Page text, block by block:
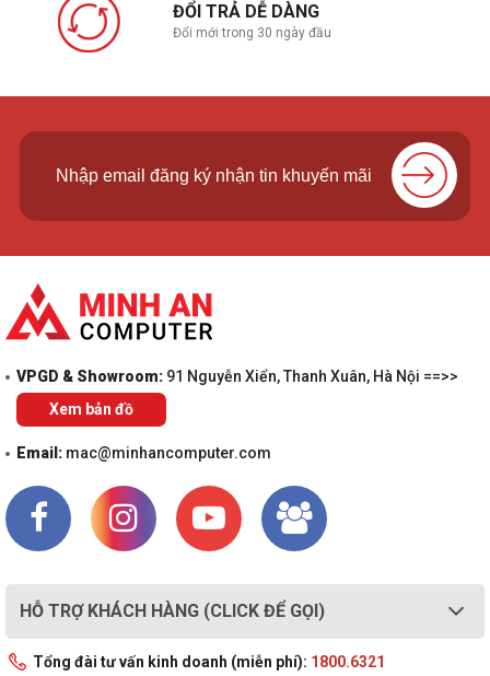
ĐỔI TRẢ DỄ DÀNG
Đổi mới trong 30 ngày đầu
VPGD & Showroom: 91 Nguyễn Xiển, Thanh Xuân, Hà Nội ==>>
Xem bản đồ
Email: mac@minhancomputer.com
HỖ TRỢ KHÁCH HÀNG (CLICK ĐỂ GỌI)
Tổng đài tư vấn kinh doanh (miễn phí): 1800.6321